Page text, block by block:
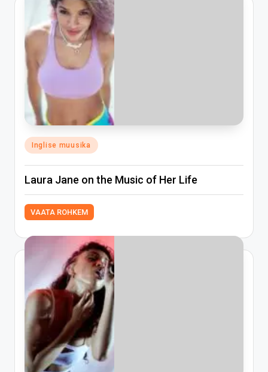
Posted
in
Inglise muusika
Laura Jane on the Music of Her Life
VAATA ROHKEM